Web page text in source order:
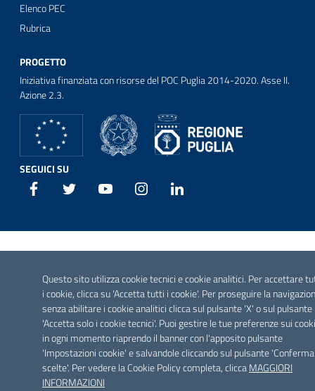
Questo sito utilizza cookie tecnici e cookie analitici. Per accettare
i cookie, clicca su 'Accetta tutti i cookie'. Per proseguire la
senza abilitare i cookie analitici clicca sul pulsante 'X' o sul pulsante
'Accetta solo i cookie tecnici'. Puoi gestire le tue preferenze sui
in ogni momento riaprendo il banner con l'apposito pulsante
'Impostazioni cookie' e salvandole cliccando sul pulsante
scelte'. Per vedere la Cookie Policy completa, cliccaMAGGIORI
INFORMAZIONI
Elenco PEC
Rubrica
PROGETTO
Iniziativa finanziata con risorse del POC Puglia 2014-2020. Asse II.
Azione 2.3.
SEGUICI SU
Facebook Twitter Youtube Instagram